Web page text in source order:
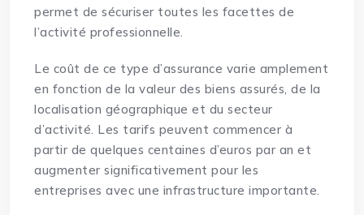
permet de sécuriser toutes les facettes de
l’activité professionnelle.
Le coût de ce type d’assurance varie amplement
en fonction de la valeur des biens assurés, de la
localisation géographique et du secteur
d’activité. Les tarifs peuvent commencer à
partir de quelques centaines d’euros par an et
augmenter significativement pour les
entreprises avec une infrastructure importante.